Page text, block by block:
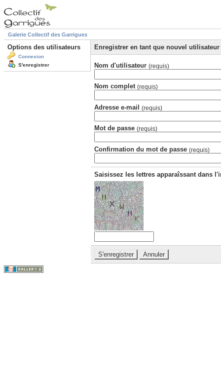
Galerie Collectif des Garrigues
Options des utilisateurs
Connexion
S'enregistrer
Enregistrer en tant que nouvel utilisateur
Nom d'utilisateur (requis)
Nom complet (requis)
Adresse e-mail (requis)
Mot de passe (requis)
Confirmation du mot de passe (requis)
Saisissez les lettres apparaîssant dans